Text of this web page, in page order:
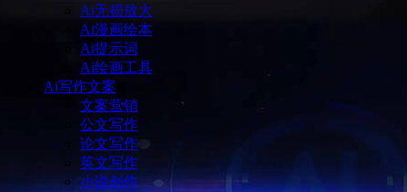
Ai无损放大
Ai漫画绘本
Ai提示词
Ai绘画工具
Ai写作文案
文案营销
公文写作
论文写作
英文写作
小说创作